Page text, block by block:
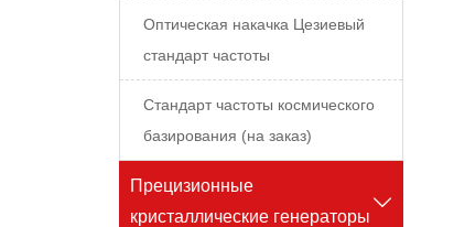
Оптическая накачка Цезиевый
стандарт частоты
Стандарт частоты космического
базирования (на заказ)
Прецизионные
кристаллические генераторы
